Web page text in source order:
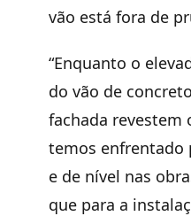
vão está fora de
“Enquanto o
do vão de
fachada revestem
temos enfrentado
e de nível nas
que para a